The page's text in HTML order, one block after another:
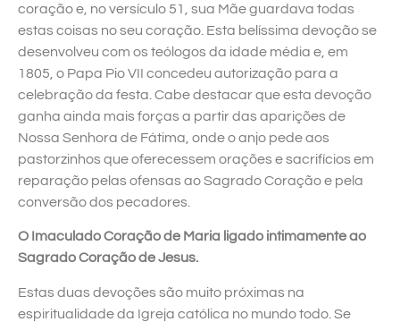
coração e, no versículo 51, sua Mãe guardava todas
estas coisas no seu coração. Esta belíssima devoção se
desenvolveu com os teólogos da idade média e, em
1805, o Papa Pio VII concedeu autorização para a
celebração da festa. Cabe destacar que esta devoção
ganha ainda mais forças a partir das aparições de
Nossa Senhora de Fátima, onde o anjo pede aos
pastorzinhos que oferecessem orações e sacrifícios em
reparação pelas ofensas ao Sagrado Coração e pela
conversão dos pecadores.
O Imaculado Coração de Maria ligado intimamente ao
Sagrado Coração de Jesus.
Estas duas devoções são muito próximas na
espiritualidade da Igreja católica no mundo todo. Se